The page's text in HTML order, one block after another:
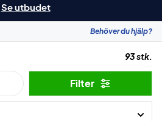
Se utbudet
Behöver du hjälp?
93 stk.
Filter